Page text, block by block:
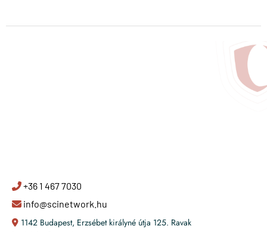
+36 1 467 7030
info@scinetwork.hu
1142 Budapest, Erzsébet királyné útja 125. Ravak